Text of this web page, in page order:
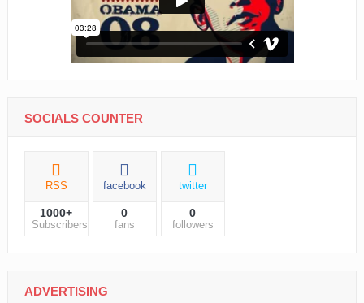
SOCIALS COUNTER
RSS
1000+
Subscribers
facebook
0
fans
twitter
0
followers
ADVERTISING